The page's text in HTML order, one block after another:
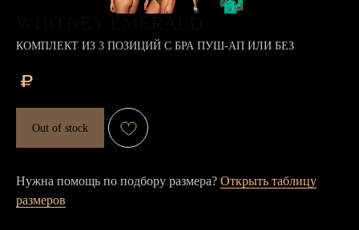
КОМПЛЕКТ ИЗ 3 ПОЗИЦИЙ С БРА ПУШ-АП ИЛИ БЕЗ
₽
Out of stock
Нужна помощь по подбору размера? Открыть таблицу
размеров